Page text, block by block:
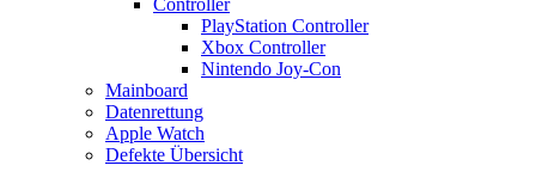
Controller
PlayStation Controller
Xbox Controller
Nintendo Joy-Con
Mainboard
Datenrettung
Apple Watch
Defekte Übersicht